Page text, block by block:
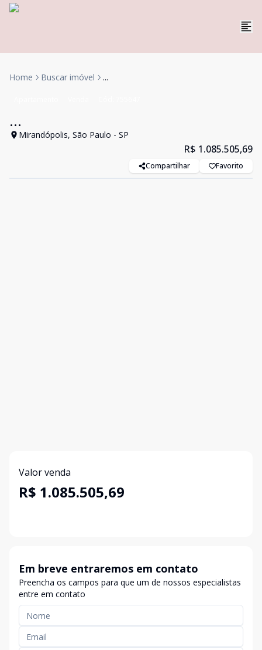
Home Buscar imóvel ...
...
Mirandópolis, São Paulo - SP
R$ 1.085.505,69
Compartilhar Favorito
Valor venda
R$ 1.085.505,69
Em breve entraremos em contato
Preencha os campos para que um de nossos especialistas
entre em contato